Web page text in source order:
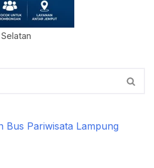
Bus Pariwisata Lampung